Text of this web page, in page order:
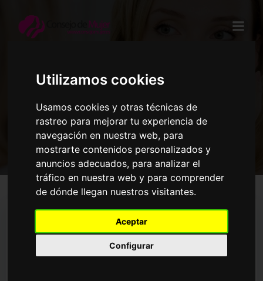
Utilizamos cookies
Usamos cookies y otras técnicas de
rastreo para mejorar tu experiencia de
navegación en nuestra web, para
mostrarte contenidos personalizados y
anuncios adecuados, para analizar el
tráfico en nuestra web y para comprender
de dónde llegan nuestros visitantes.
Aceptar
Configurar
alimentos